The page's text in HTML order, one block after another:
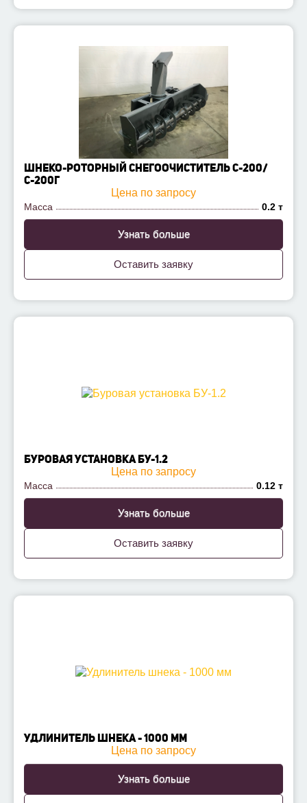
ШНЕКО-РОТОРНЫЙ СНЕГООЧИСТИТЕЛЬ С-200/
С-200Г
Цена по запросу
Масса 0.2 т
Узнать больше
Оставить заявку
БУРОВАЯ УСТАНОВКА БУ-1.2
Цена по запросу
Масса 0.12 т
Узнать больше
Оставить заявку
УДЛИНИТЕЛЬ ШНЕКА - 1000 ММ
Цена по запросу
Узнать больше